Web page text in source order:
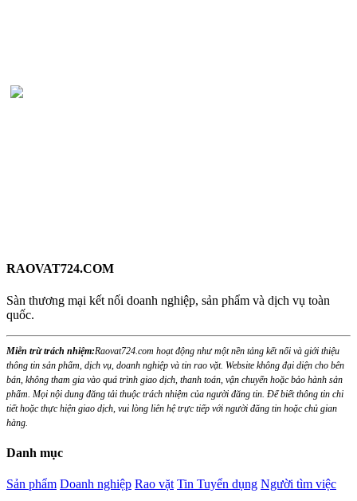
RAOVAT724.COM
Sàn thương mại kết nối doanh nghiệp, sản phẩm và dịch vụ toàn
quốc.
Miễn trừ trách nhiệm:Raovat724.com hoạt động như một nền tảng kết nối và giới thiệu
thông tin sản phẩm, dịch vụ, doanh nghiệp và tin rao vặt. Website không đại diện cho bên
bán, không tham gia vào quá trình giao dịch, thanh toán, vận chuyển hoặc bảo hành sản
phẩm. Mọi nội dung đăng tải thuộc trách nhiệm của người đăng tin. Để biết thông tin chi
tiết hoặc thực hiện giao dịch, vui lòng liên hệ trực tiếp với người đăng tin hoặc chủ gian
hàng.
Danh mục
Sản phẩm Doanh nghiệp Rao vặt Tin Tuyển dụng Người tìm việc